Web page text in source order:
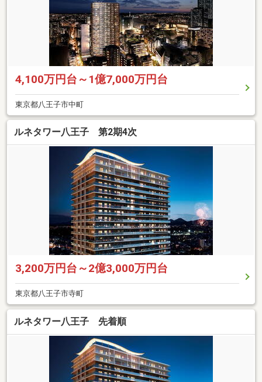
4,100万円台～1億7,000万円台
東京都八王子市中町
ルネタワー八王子 第2期4次
3,200万円台～2億3,000万円台
東京都八王子市寺町
ルネタワー八王子 先着順